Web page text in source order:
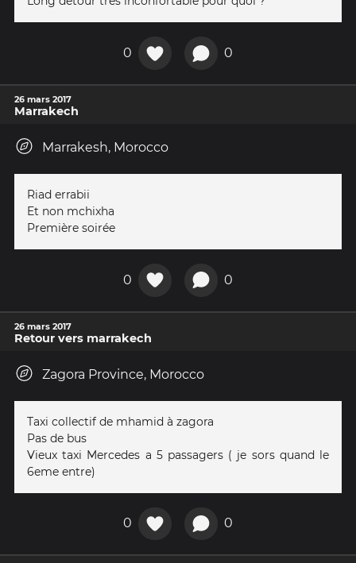
0 0
26 mars 2017
Marrakech
Marrakesh, Morocco
Riad errabii
Et non mchixha
Première soirée
0 0
26 mars 2017
Retour vers marrakech
Zagora Province, Morocco
Taxi collectif de mhamid à zagora
Pas de bus
Vieux taxi Mercedes a 5 passagers ( je sors quand le
6eme entre)
0 0